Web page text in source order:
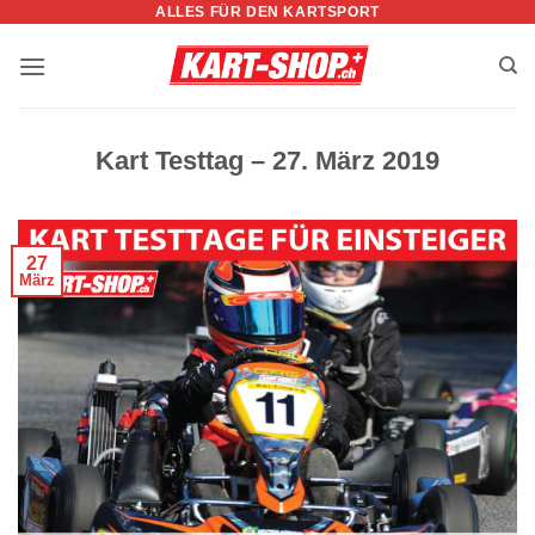
springen
ALLES FÜR DEN KARTSPORT
Kart Testtag – 27. März 2019
27
März